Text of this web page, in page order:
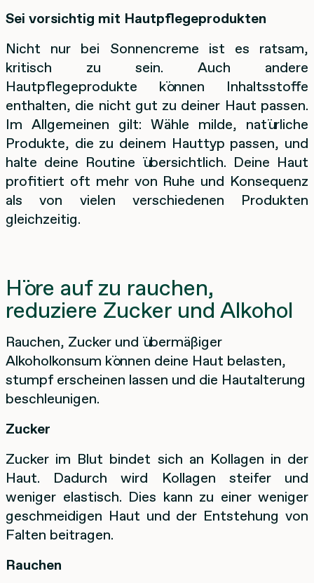
Sei vorsichtig mit Hautpflegeprodukten
Nicht nur bei Sonnencreme ist es ratsam,
kritisch zu sein. Auch andere
Hautpflegeprodukte können Inhaltsstoffe
enthalten, die nicht gut zu deiner Haut passen.
Im Allgemeinen gilt: Wähle milde, natürliche
Produkte, die zu deinem Hauttyp passen, und
halte deine Routine übersichtlich. Deine Haut
profitiert oft mehr von Ruhe und Konsequenz
als von vielen verschiedenen Produkten
gleichzeitig.
Höre auf zu rauchen,
reduziere Zucker und Alkohol
Rauchen, Zucker und übermäßiger
Alkoholkonsum können deine Haut belasten,
stumpf erscheinen lassen und die Hautalterung
beschleunigen.
Zucker
Zucker im Blut bindet sich an Kollagen in der
Haut. Dadurch wird Kollagen steifer und
weniger elastisch. Dies kann zu einer weniger
geschmeidigen Haut und der Entstehung von
Falten beitragen.
Rauchen